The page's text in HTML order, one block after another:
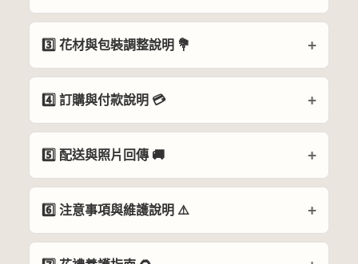
3️⃣ 花材與包裝調整說明 💐
4️⃣ 訂購與付款說明 💳
5️⃣ 配送與照片回傳 🚚
6️⃣ 注意事項與維護說明 ⚠️